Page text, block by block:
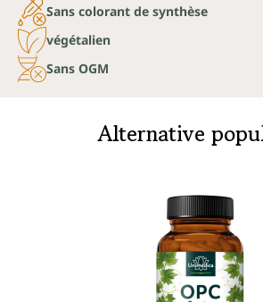
Sans colorant de synthèse
végétalien
Sans OGM
Alternative